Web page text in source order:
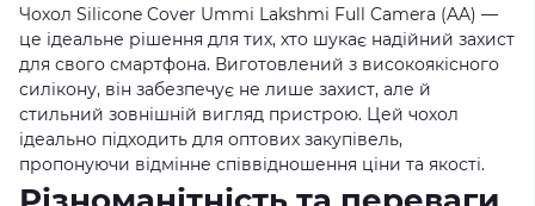
Чохол Silicone Cover Ummi Lakshmi Full Camera (AA) —
це ідеальне рішення для тих, хто шукає надійний захист
для свого смартфона. Виготовлений з високоякісного
силікону, він забезпечує не лише захист, але й
стильний зовнішній вигляд пристрою. Цей чохол
ідеально підходить для оптових закупівель,
пропонуючи відмінне співвідношення ціни та якості.